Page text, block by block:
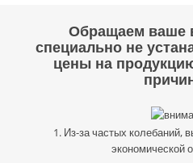
Обращаем ваше
специально не
цены на
1. Из-за частых колебаний,
экономической